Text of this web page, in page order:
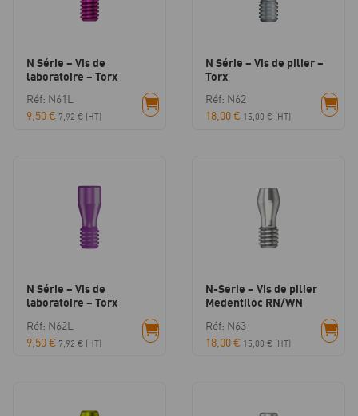
N Série – Vis de
laboratoire – Torx
Réf: N61L
9,50€ 7,92 € (HT)
N Série – Vis de pilier –
Torx
Réf: N62
18,00€ 15,00 € (HT)
N Série – Vis de
laboratoire – Torx
Réf: N62L
9,50€ 7,92 € (HT)
N-Serie – Vis de pilier
Medentiloc RN/WN
Réf: N63
18,00€ 15,00 € (HT)